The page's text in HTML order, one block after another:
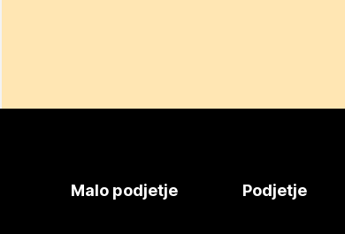
Malo podjetje Podjetje